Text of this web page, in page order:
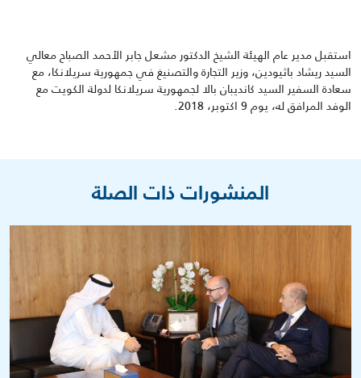
استقبل مدير عام الهيئة الشيخ الدكتور مشعل جابر الأحمد الصباح معالي
السيد ريشاد باثيودين، وزير التجارة والتصنيغ في جمهورية سريلانكا، مع
سعادة السفير السيد كانديبان بالا لجمهورية سريلانكا لدولة الكويت مع
الوفد المرافق له، يوم 9 اكتوبر، 2018.
المنشورات ذات الصلة